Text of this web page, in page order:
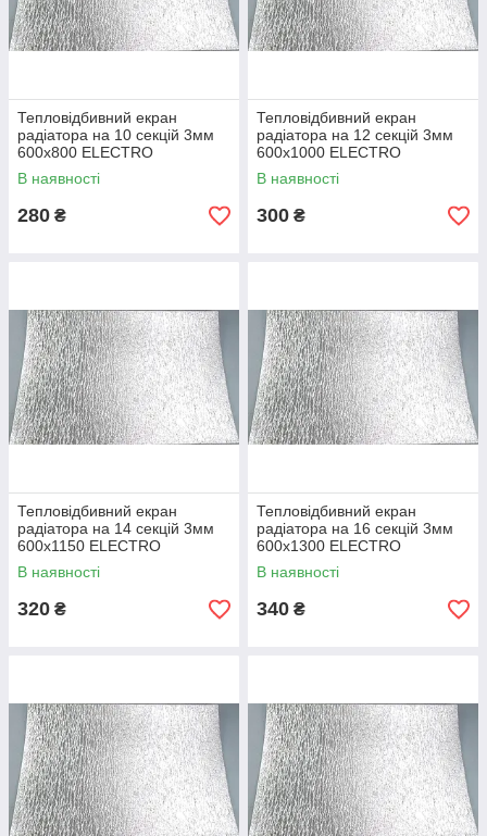
Тепловідбивний екран
радіатора на 10 секцій 3мм
600х800 ELECTRO
В наявності
280 ₴
Тепловідбивний екран
радіатора на 12 секцій 3мм
600х1000 ELECTRO
В наявності
300 ₴
Тепловідбивний екран
радіатора на 14 секцій 3мм
600х1150 ELECTRO
В наявності
320 ₴
Тепловідбивний екран
радіатора на 16 секцій 3мм
600х1300 ELECTRO
В наявності
340 ₴